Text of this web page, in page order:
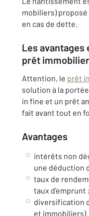
mobiliers)
en cas de dette.
Les avantages
prêt
Attention, le prêt
solution à la
in fine et un prêt
fait avant tout en
Avantages
intérêts non
une déduction
taux de
taux d'emprunt ;
diversification
et immobiliers).